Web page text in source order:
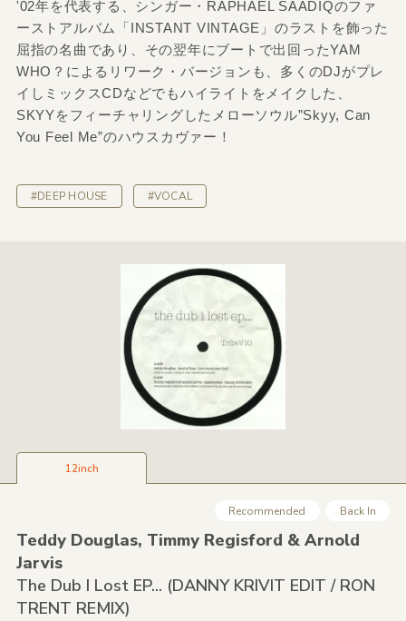
'02年を代表する、シンガー・RAPHAEL SAADIQのファ
ーストアルバム「INSTANT VINTAGE」のラストを飾った
屈指の名曲であり、その翌年にブートで出回ったYAM
WHO？によるリワーク・バージョンも、多くのDJがプレ
イしミックスCDなどでもハイライトをメイクした、
SKYYをフィーチャリングしたメローソウル”Skyy, Can
You Feel Me”のハウスカヴァー！
#DEEP HOUSE #VOCAL
12inch
Recommended Back In
Teddy Douglas, Timmy Regisford &Arnold
Jarvis
The Dub I Lost EP... (DANNY KRIVIT EDIT /RON
TRENT REMIX)